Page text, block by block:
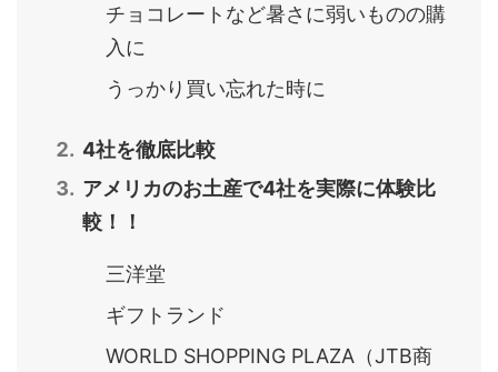
チョコレートなど暑さに弱いものの購
入に
うっかり買い忘れた時に
4社を徹底比較
アメリカのお土産で4社を実際に体験比
較！！
三洋堂
ギフトランド
WORLD SHOPPING PLAZA（JTB商